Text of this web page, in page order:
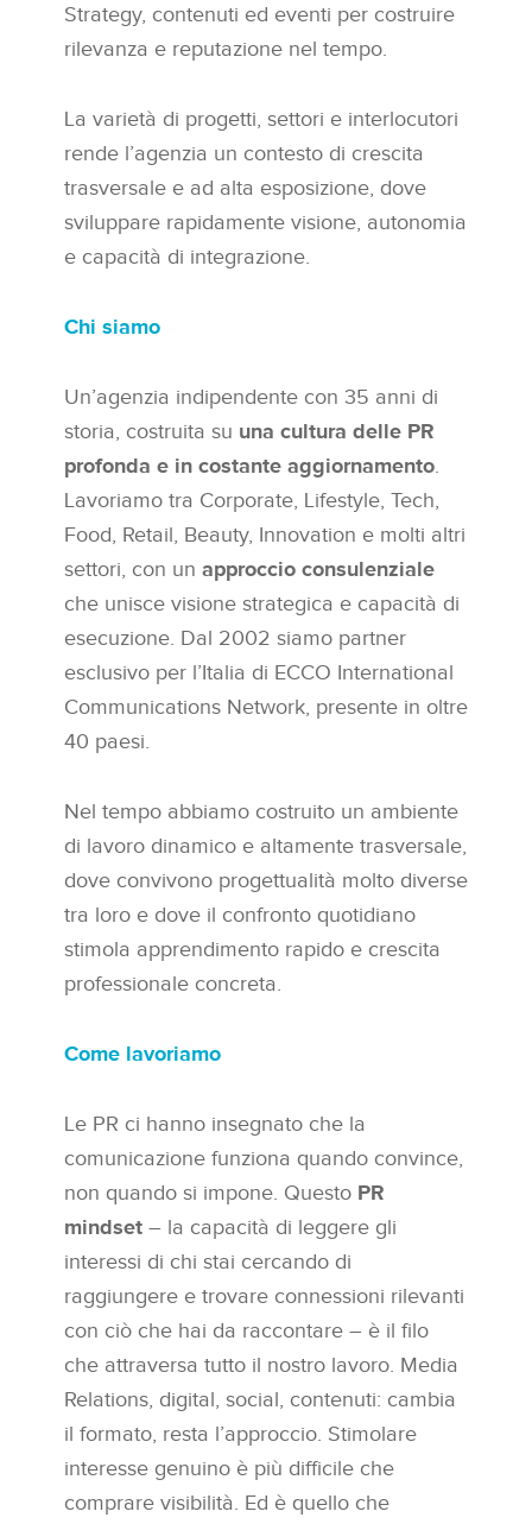
Strategy, contenuti ed eventi per costruire
rilevanza e reputazione nel tempo.
La varietà di progetti, settori e interlocutori
rende l’agenzia un contesto di crescita
trasversale e ad alta esposizione, dove
sviluppare rapidamente visione, autonomia
e capacità di integrazione.
Chi siamo
Un’agenzia indipendente con 35 anni di
storia, costruita su una cultura delle PR
profonda e in costante aggiornamento.
Lavoriamo tra Corporate, Lifestyle, Tech,
Food, Retail, Beauty, Innovation e molti altri
settori, con un approccio consulenziale
che unisce visione strategica e capacità di
esecuzione. Dal 2002 siamo partner
esclusivo per l’Italia di ECCO International
Communications Network, presente in oltre
40 paesi.
Nel tempo abbiamo costruito un ambiente
di lavoro dinamico e altamente trasversale,
dove convivono progettualità molto diverse
tra loro e dove il confronto quotidiano
stimola apprendimento rapido e crescita
professionale concreta.
Come lavoriamo
Le PR ci hanno insegnato che la
comunicazione funziona quando convince,
non quando si impone. Questo PR
mindset – la capacità di leggere gli
interessi di chi stai cercando di
raggiungere e trovare connessioni rilevanti
con ciò che hai da raccontare – è il filo
che attraversa tutto il nostro lavoro. Media
Relations, digital, social, contenuti: cambia
il formato, resta l’approccio. Stimolare
interesse genuino è più difficile che
comprare visibilità. Ed è quello che